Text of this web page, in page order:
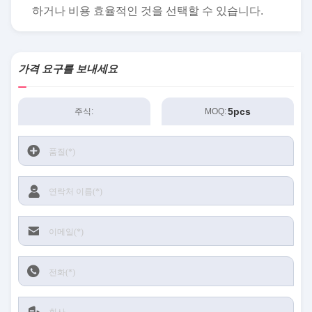
하거나 비용 효율적인 것을 선택할 수 있습니다.
가격 요구를 보내세요
주식: MOQ:5pcs